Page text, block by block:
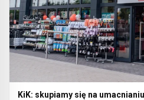
KiK: skupiamy się na